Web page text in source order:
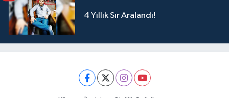
4 Yıllık Sır Aralandı!